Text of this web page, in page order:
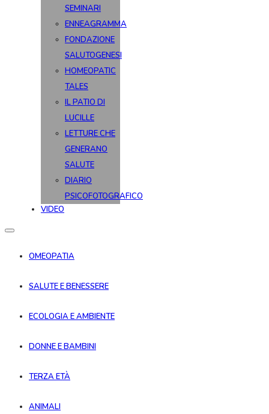
SEMINARI
ENNEAGRAMMA
FONDAZIONE
SALUTOGENESI
HOMEOPATIC
TALES
IL PATIO DI
LUCILLE
LETTURE CHE
GENERANO
SALUTE
DIARIO
PSICOFOTOGRAFICO
VIDEO
OMEOPATIA
SALUTE E BENESSERE
ECOLOGIA E AMBIENTE
DONNE E BAMBINI
TERZA ETÀ
ANIMALI